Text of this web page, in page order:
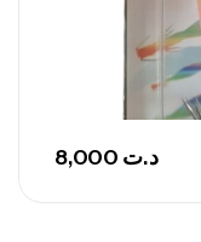
Cannes
د.ت